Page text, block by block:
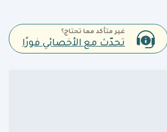
غير متأكد مما تحتاج؟
تحدّث مع الأخصائي فورًا